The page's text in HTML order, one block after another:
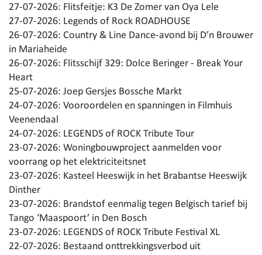
27-07-2026: Flitsfeitje: K3 De Zomer van Oya Lele
27-07-2026: Legends of Rock ROADHOUSE
26-07-2026: Country & Line Dance-avond bij D’n Brouwer
in Mariaheide
26-07-2026: Flitsschijf 329: Dolce Beringer - Break Your
Heart
25-07-2026: Joep Gersjes Bossche Markt
24-07-2026: Vooroordelen en spanningen in Filmhuis
Veenendaal
24-07-2026: LEGENDS of ROCK Tribute Tour
23-07-2026: Woningbouwproject aanmelden voor
voorrang op het elektriciteitsnet
23-07-2026: Kasteel Heeswijk in het Brabantse Heeswijk
Dinther
23-07-2026: Brandstof eenmalig tegen Belgisch tarief bij
Tango ‘Maaspoort’ in Den Bosch
23-07-2026: LEGENDS of ROCK Tribute Festival XL
22-07-2026: Bestaand onttrekkingsverbod uit